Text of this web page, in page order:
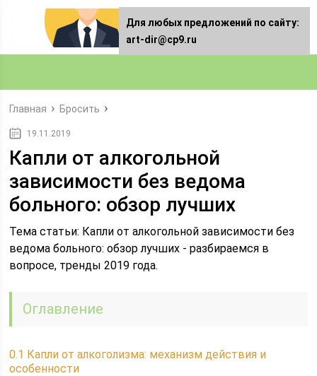
Главная Бросить
19.11.2019
Капли от алкогольной
зависимости без ведома
больного: обзор лучших
Тема статьи: Капли от алкогольной зависимости без
ведома больного: обзор лучших - разбираемся в
вопросе, тренды 2019 года.
Оглавление
0.1 Капли от алкоголизма: механизм действия и
особенности
Для любых предложений по сайту:
art-dir@cp9.ru